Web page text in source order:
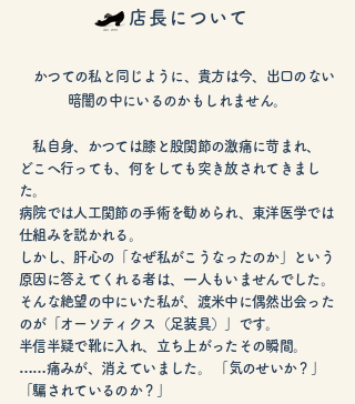
店長について
かつての私と同じように、貴方は今、出口のない
暗闇の中にいるのかもしれません。
私自身、かつては膝と股関節の激痛に苛まれ、
どこへ行っても、何をしても突き放されてきまし
た。
病院では人工関節の手術を勧められ、東洋医学では
仕組みを説かれる。
しかし、肝心の「なぜ私がこうなったのか」という
原因に答えてくれる者は、一人もいませんでした。
そんな絶望の中にいた私が、渡米中に偶然出会った
のが「オーソティクス（足装具）」です。
半信半疑で靴に入れ、立ち上がったその瞬間。
……痛みが、消えていました。 「気のせいか？」
「騙されているのか？」